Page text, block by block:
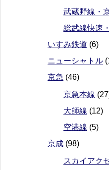
武蔵野線・
総武線快速
いすみ鉄道 (6)
ニューシャトル
京急 (46)
京急本線
大師線 (12)
空港線 (5)
京成 (98)
スカイアク